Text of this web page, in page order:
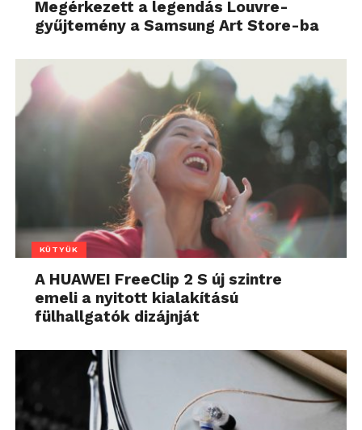
Megérkezett a legendás Louvre-
gyűjtemény a Samsung Art Store-ba
KÜTYÜK
A HUAWEI FreeClip 2 S új szintre
emeli a nyitott kialakítású
fülhallgatók dizájnját